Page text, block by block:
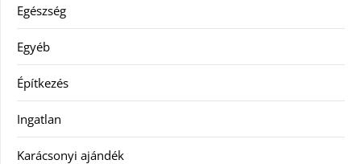
Egészség
Egyéb
Építkezés
Ingatlan
Karácsonyi ajándék